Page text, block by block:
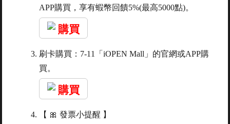
APP購買，享有蝦幣回饋5%(最高5000點)。
購買
刷卡購買：7-11「iOPEN Mall」的官網或APP購
買。
購買
【 🎀 發票小提醒 】